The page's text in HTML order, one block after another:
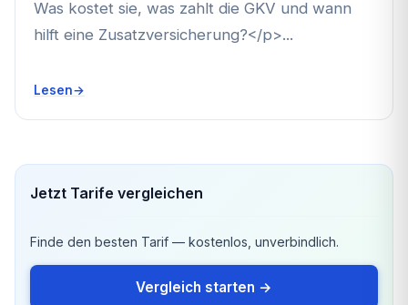
Was kostet sie, was zahlt die GKV und wann
hilft eine Zusatzversicherung?</p>...
Lesen
Jetzt Tarife vergleichen
Finde den besten Tarif — kostenlos, unverbindlich.
Vergleich starten →